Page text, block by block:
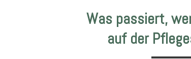
Was passiert,
auf der